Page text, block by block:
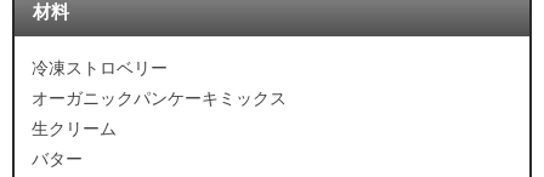
材料
冷凍ストロベリー
オーガニックパンケーキミックス
生クリーム
バター